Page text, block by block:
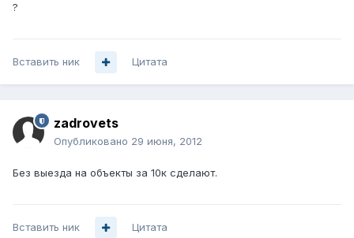
?
Вставить ник Цитата
zadrovets
Опубликовано 29 июня, 2012
Без выезда на объекты за 10к сделают.
Вставить ник Цитата